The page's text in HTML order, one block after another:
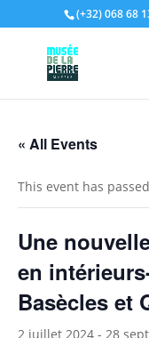
Open toolbar
(+32) 068 68
« All Events
This event has
Une
en
Basècles et
2 juillet 2024 - 28